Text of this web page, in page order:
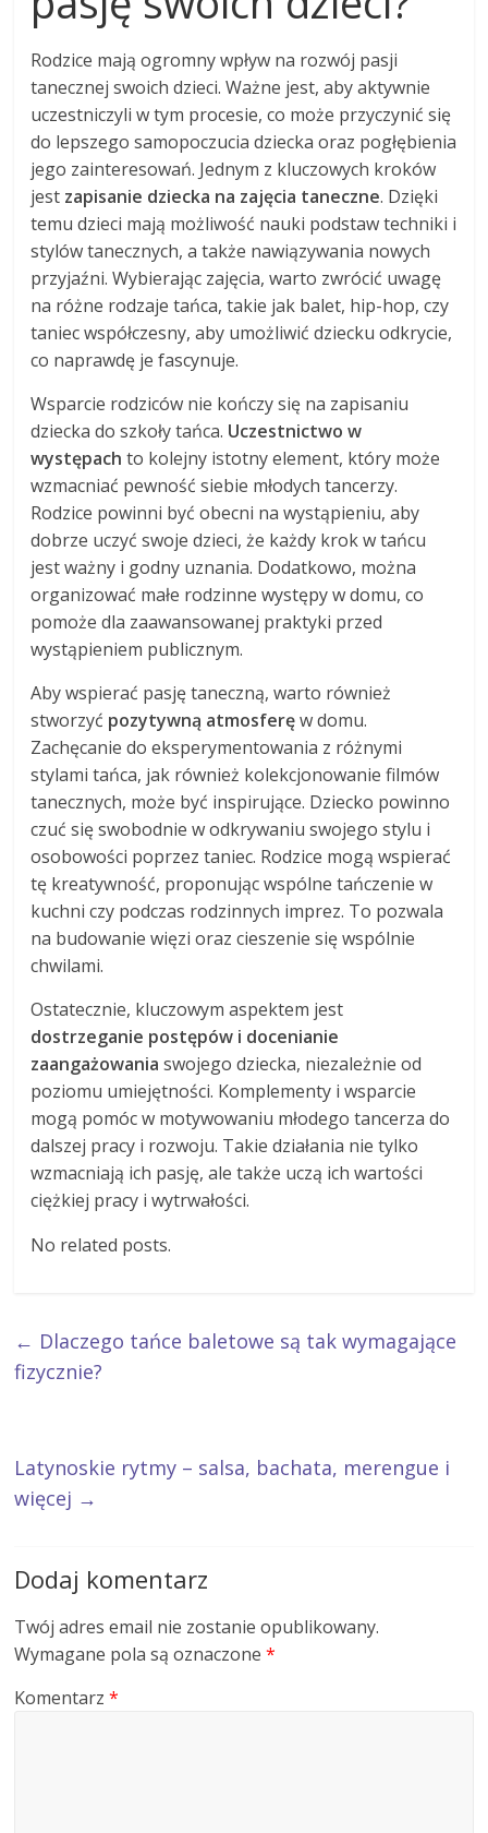
Rodzice mają ogromny wpływ na rozwój pasji
tanecznej swoich dzieci. Ważne jest, aby aktywnie
uczestniczyli w tym procesie, co może przyczynić się
do lepszego samopoczucia dziecka oraz pogłębienia
jego zainteresowań. Jednym z kluczowych kroków
jest zapisanie dziecka na zajęcia taneczne. Dzięki
temu dzieci mają możliwość nauki podstaw techniki i
stylów tanecznych, a także nawiązywania nowych
przyjaźni. Wybierając zajęcia, warto zwrócić uwagę
na różne rodzaje tańca, takie jak balet, hip-hop, czy
taniec współczesny, aby umożliwić dziecku odkrycie,
co naprawdę je fascynuje.
Wsparcie rodziców nie kończy się na zapisaniu
dziecka do szkoły tańca. Uczestnictwo w
występach to kolejny istotny element, który może
wzmacniać pewność siebie młodych tancerzy.
Rodzice powinni być obecni na wystąpieniu, aby
dobrze uczyć swoje dzieci, że każdy krok w tańcu
jest ważny i godny uznania. Dodatkowo, można
organizować małe rodzinne występy w domu, co
pomoże dla zaawansowanej praktyki przed
wystąpieniem publicznym.
Aby wspierać pasję taneczną, warto również
stworzyć pozytywną atmosferęw domu.
Zachęcanie do eksperymentowania z różnymi
stylami tańca, jak również kolekcjonowanie filmów
tanecznych, może być inspirujące. Dziecko powinno
czuć się swobodnie w odkrywaniu swojego stylu i
osobowości poprzez taniec. Rodzice mogą wspierać
tę kreatywność, proponując wspólne tańczenie w
kuchni czy podczas rodzinnych imprez. To pozwala
na budowanie więzi oraz cieszenie się wspólnie
chwilami.
Ostatecznie, kluczowym aspektem jest
dostrzeganie postępów i docenianie
zaangażowania swojego dziecka, niezależnie od
poziomu umiejętności. Komplementy i wsparcie
mogą pomóc w motywowaniu młodego tancerza do
dalszej pracy i rozwoju. Takie działania nie tylko
wzmacniają ich pasję, ale także uczą ich wartości
ciężkiej pracy i wytrwałości.
No related posts.
← Dlaczego tańce baletowe są tak wymagające
fizycznie?
Latynoskie rytmy – salsa, bachata, merengue i
więcej →
Dodaj komentarz
Twój adres email nie zostanie opublikowany.
Wymagane pola są oznaczone*
Komentarz*